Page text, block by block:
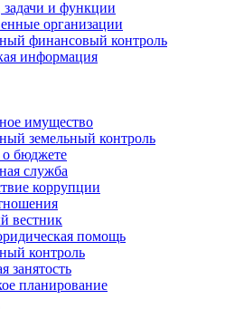
и функции
организации
финансовый контроль
информация
имущество
земельный контроль
бюджете
служба
коррупции
вестник
помощь
контроль
занятость
планирование